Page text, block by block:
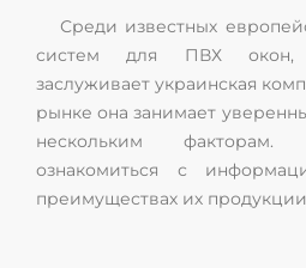
Среди известных
систем для ПВХ окон,
заслуживает украинская
рынке она занимает
нескольким
ознакомиться с
преимуществах их